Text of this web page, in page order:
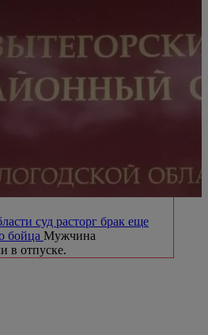
суд расторг брак еще
бойца Мужчина
в отпуске.